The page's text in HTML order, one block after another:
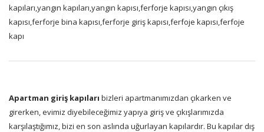
kapıları,yangın kapıları,yangın kapısı,ferforje kapısı,yangın çıkış
kapısı,ferforje bina kapısı,ferforje giriş kapısı,ferfoje kapısı,ferfoje
kapı
Apartman giriş kapıları bizleri apartmanımızdan çıkarken ve
girerken, evimiz diyebileceğimiz yapıya giriş ve çıkışlarımızda
karşılaştığımız, bizi en son aslında uğurlayan kapılardır. Bu kapılar dış